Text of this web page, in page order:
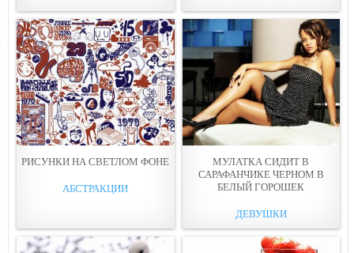
РИСУНКИ НА СВЕТЛOМ ФОНЕ
АБСТРАКЦИИ
МУЛАТКА СИДИТ В
САРАФАНЧИКЕ ЧЕРНОМ В
БЕЛЫЙ ГОРOШЕК
ДЕВУШКИ